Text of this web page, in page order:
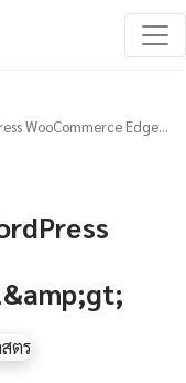
WooCommerce Edge...